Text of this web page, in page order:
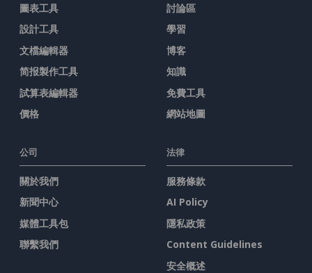
圖表工具
設計工具
文檔編輯器
简报製作工具
試算表編輯器
價格
討論區
學習
博客
知識
免費工具
網站地圖
公司
關於我們
新聞中心
媒體工具包
聯繫我們
法律
服務條款
AI Policy
隱私政策
Content Guidelines
安全概述